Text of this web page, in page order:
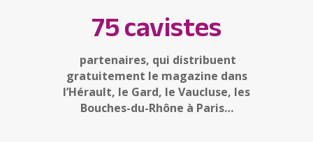
75 cavistes
partenaires, qui distribuent
gratuitement le magazine dans
l’Hérault, le Gard, le Vaucluse, les
Bouches-du-Rhône à Paris…